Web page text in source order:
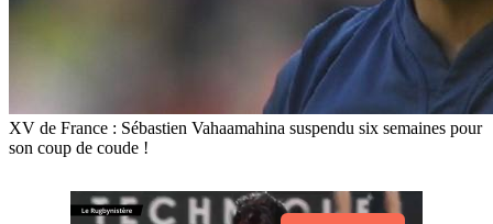
XV de France : Sébastien Vahaamahina suspendu six semaines pour
son coup de coude !